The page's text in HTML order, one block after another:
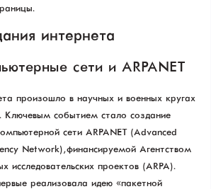
интернета
сети и ARPANET
произошло в научных и военных кругах
событием стало создание
сети ARPANET (Advanced
Network), финансируемой Агентством
исследовательских проектов (ARPA).
реализовала идею «пакетной